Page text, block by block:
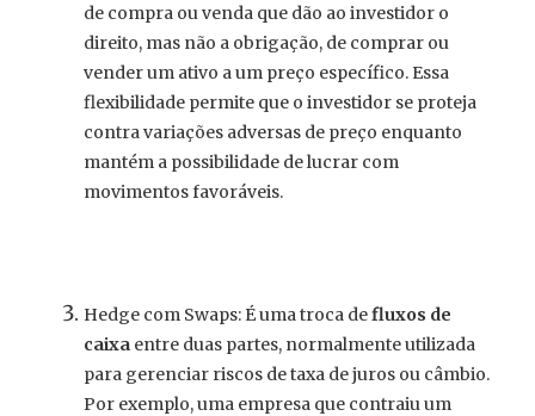
de compra ou venda que dão ao investidor o
direito, mas não a obrigação, de comprar ou
vender um ativo a um preço específico. Essa
flexibilidade permite que o investidor se proteja
contra variações adversas de preço enquanto
mantém a possibilidade de lucrar com
movimentos favoráveis.
Hedge com Swaps: É uma troca defluxos de
caixa entre duas partes, normalmente utilizada
para gerenciar riscos de taxa de juros ou câmbio.
Por exemplo, uma empresa que contraiu um